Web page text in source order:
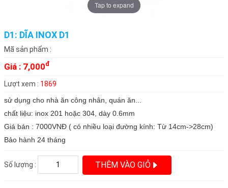
Tap to expand
D1: DĨA INOX D1
Mã sản phẩm :
Giá : 7,000đ
Lượt xem : 1869
sử dụng cho nhà ăn công nhân, quán ăn...
chất liệu: inox 201 hoặc 304, dày 0.6mm
Giá bán : 7000VNĐ ( có nhiều loại đường kính: Từ 14cm->28cm)
Bảo hành 24 tháng
Số lượng : THÊM VÀO GIỎ